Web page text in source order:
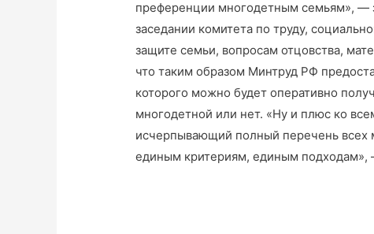
преференции многодетным семьям», —
заседании комитета по труду,
защите семьи, вопросам отцовства,
что таким образом Минтруд РФ
которого можно будет оперативно
многодетной или нет. «Ну и плюс ко
исчерпывающий полный перечень всех
единым критериям, единым подходам»,